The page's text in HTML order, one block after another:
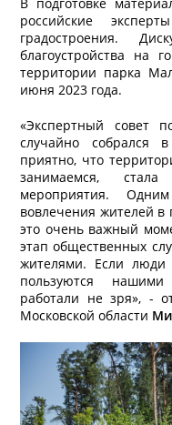
российские
градостроения.
благоустройства на
территории парка
июня 2023 года.
«Экспертный совет
случайно
приятно, что
занимаемся,
мероприятия.
вовлечения жителей в
это очень важный
этап общественных
жителями. Если
пользуются
работали не зря», -
Московской области